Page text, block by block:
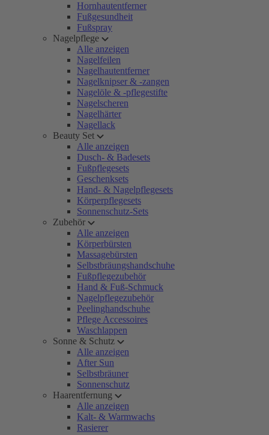
Hornhautentferner
Fußgesundheit
Fußspray
Nagelpflege
Alle anzeigen
Nagelfeilen
Nagelhautentferner
Nagelknipser & -zangen
Nagelöle & -pflegestifte
Nagelscheren
Nagelhärter
Nagellack
Beauty Set
Alle anzeigen
Dusch- & Badesets
Fußpflegesets
Geschenksets
Hand- & Nagelpflegesets
Körperpflegesets
Sonnenschutz-Sets
Zubehör
Alle anzeigen
Körperbürsten
Massagebürsten
Selbstbräungshandschuhe
Fußpflegezubehör
Hand & Fuß-Schmuck
Nagelpflegezubehör
Peelinghandschuhe
Pflege Accessoires
Waschlappen
Sonne & Schutz
Alle anzeigen
After Sun
Selbstbräuner
Sonnenschutz
Haarentfernung
Alle anzeigen
Kalt- & Warmwachs
Rasierer